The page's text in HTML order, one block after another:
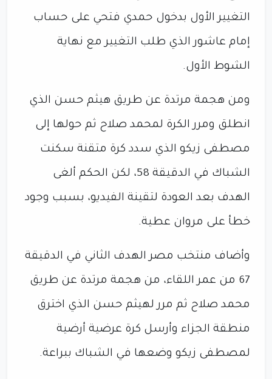
التغيير الأول بدخول حمدي فتحي على حساب
إمام عاشور الذي طلب التغيير مع نهاية
الشوط الأول.
ومن هجمة مرتدة عن طريق هيثم حسن الذي
انطلق ومرر الكرة لمحمد صلاح ثم حولها إلى
مصطفى زيكو الذي سدد كرة متقنة سكنت
الشباك في الدقيقة 58، لكن الحكم ألغى
الهدف بعد العودة لتقينة الفيديو، بسبب وجود
خطأ على مروان عطية.
وأضاف منتخب مصر الهدف الثاني في الدقيقة
67 من عمر اللقاء، من هجمة مرتدة عن طريق
محمد صلاح ثم مرر لهيثم حسن الذي اخترق
منطقة الجزاء وأرسل كرة عرضية أرضية
لمصطفى زيكو وضعها في الشباك ببراعة.